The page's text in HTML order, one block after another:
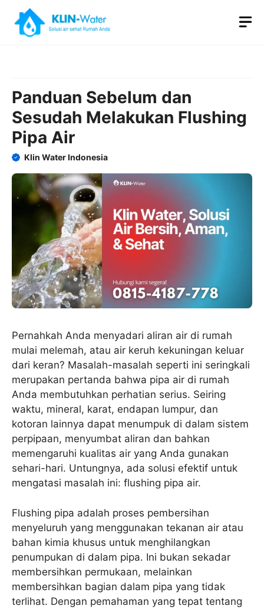
content
Panduan Sebelum dan
Sesudah Melakukan Flushing
Pipa Air
Klin Water Indonesia
Pernahkah Anda menyadari aliran air di rumah
mulai melemah, atau air keruh kekuningan keluar
dari keran? Masalah-masalah seperti ini seringkali
merupakan pertanda bahwa pipa air di rumah
Anda membutuhkan perhatian serius. Seiring
waktu, mineral, karat, endapan lumpur, dan
kotoran lainnya dapat menumpuk di dalam sistem
perpipaan, menyumbat aliran dan bahkan
memengaruhi kualitas air yang Anda gunakan
sehari-hari. Untungnya, ada solusi efektif untuk
mengatasi masalah ini: flushing pipa air.
Flushing pipa adalah proses pembersihan
menyeluruh yang menggunakan tekanan air atau
bahan kimia khusus untuk menghilangkan
penumpukan di dalam pipa. Ini bukan sekadar
membersihkan permukaan, melainkan
membersihkan bagian dalam pipa yang tidak
terlihat. Dengan pemahaman yang tepat tentang